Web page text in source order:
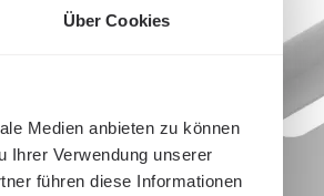
Über Cookies
Medien anbieten zu können
Ihrer Verwendung unserer
führen diese Informationen